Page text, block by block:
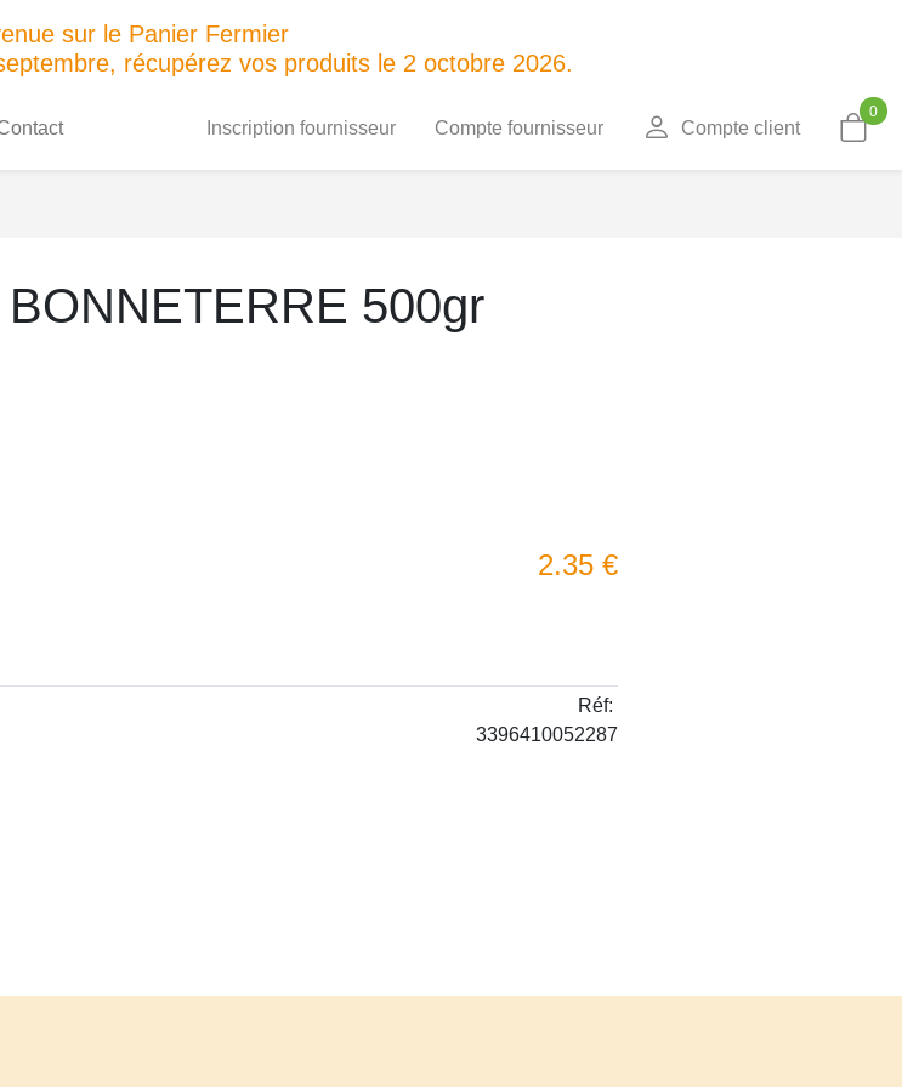
sur le Panier Fermier
récupérez vos produits le 2 octobre 2026.
Inscription fournisseur Compte fournisseur Compte client
0
500gr
2.35 €
Réf:
3396410052287